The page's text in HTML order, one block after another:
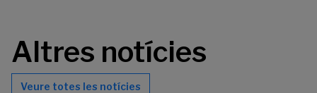
Altres notícies
Veure totes les notícies